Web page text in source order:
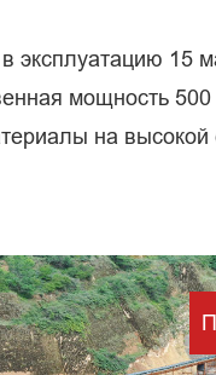
эксплуатацию 15
мощность
на высокой